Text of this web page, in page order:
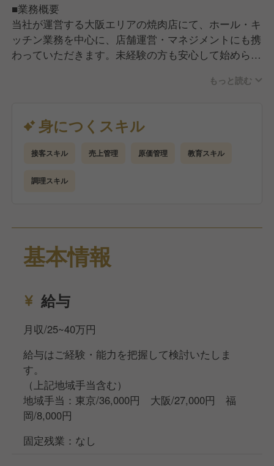
■業務概要
当社が運営する大阪エリアの焼肉店にて、ホール・キ
ッチン業務を中心に、店舗運営・マネジメントにも携
わっていただきます。未経験の方も安心して始められ
■業務詳細
【キッチン業務】調理場での仕込み、盛付け、品質チ
ェック、食材の発注・在庫・原価管理、衛生管理
（HACCPや保健所基準の順守）など、調理全般を担
当します。
謝の言葉をいただけるやりがいのある仕事です。
評価、売上・コスト・利益の管理、フードロス削減や
す。
■ブランド
「薩摩 牛の蔵」「黒毛焼肉ビーファーズ」「かみむ
ら牧場」など、府内11店舗で高品質な和牛と上質なサ
ービスを提供しています。
■組織構成
もっと読む
身につくスキル
接客スキル 売上管理 原価管理 教育スキル
調理スキル
基本情報
給与
月収/25~40万円
給与はご経験・能力を把握して検討いたしま
す。
（上記地域手当含む）
地域手当：東京/36,000円 大阪/27,000円 福
岡/8,000円
固定残業：なし